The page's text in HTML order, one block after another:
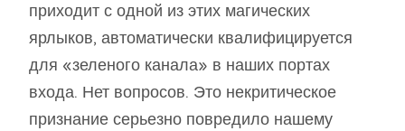
приходит с одной из этих магических
ярлыков, автоматически квалифицируется
для «зеленого канала» в наших портах
входа. Нет вопросов. Это некритическое
признание серьезно повредило нашему